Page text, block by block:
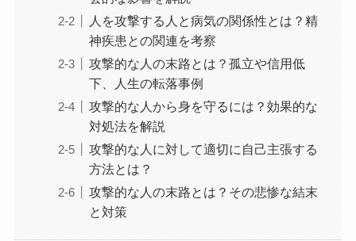
人を攻撃する人と病気の関係性とは？精
神疾患との関連を考察
攻撃的な人の末路とは？孤立や信用低
下、人生の転落事例
攻撃的な人から身を守るには？効果的な
対処法を解説
攻撃的な人に対して適切に自己主張する
方法とは？
攻撃的な人の末路とは？その悲惨な結末
と対策